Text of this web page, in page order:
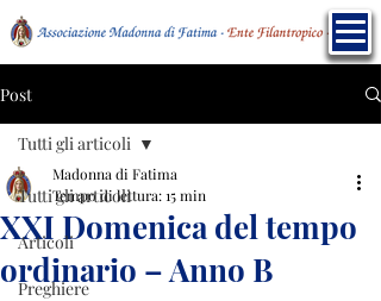
Post
Tutti gli articoli
Articoli
Preghiere
Tutti gli articoli
XXI Domenica del tempo
ordinario – Anno B
Madonna di Fatima
Tempo di lettura: 15 min